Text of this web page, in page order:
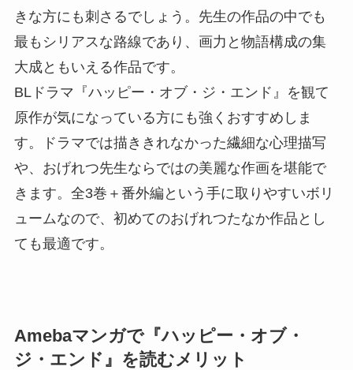
きな方にも刺さるでしょう。先生の作品の中でも
最もシリアスな路線であり、画力と物語構成の集
大成ともいえる作品です。
BLドラマ『ハッピー・オブ・ジ・エンド』を観て
原作が気になっている方にも強くおすすめしま
す。ドラマでは描ききれなかった繊細な心理描写
や、おげれつ先生ならではの美麗な作画を堪能で
きます。全3巻＋番外編という手に取りやすいボリ
ュームなので、初めてのおげれつたなか作品とし
ても最適です。
Amebaマンガで『ハッピー・オブ・
ジ・エンド』を読むメリット